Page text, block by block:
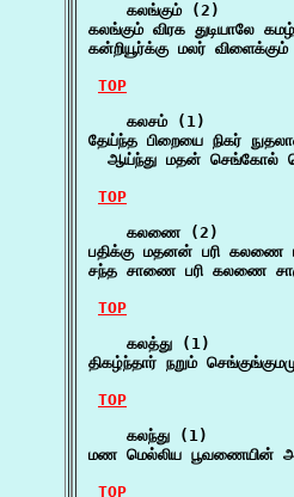
    கலங்கும் (2)
கலங்கும் விரக துடியாலே
கன்றியூர்க்கு மலர்
TOP
    கலசம் (1)
தேய்ந்த பிறையை நிகர்
ஆய்ந்து மதன் செங்கோல்
TOP
    கலணை (2)
பதிக்கு மதனன் பரி
சந்த சாணை பரி கலணை
TOP
    கலத்து (1)
திகழ்ந்தார் நறும்
TOP
    கலந்து (1)
மண மெல்லிய பூவணையின்
TOP